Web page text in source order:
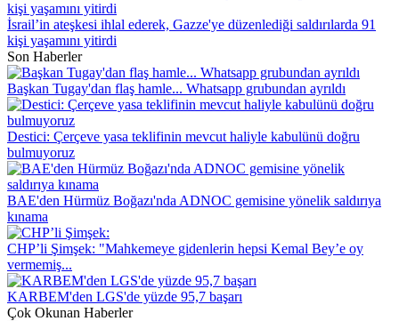
İsrail’in ateşkesi ihlal ederek, Gazze'ye düzenlediği saldırılarda 91
kişi yaşamını yitirdi
Son Haberler
Başkan Tugay'dan flaş hamle... Whatsapp grubundan ayrıldı
Destici: Çerçeve yasa teklifinin mevcut haliyle kabulünü doğru
bulmuyoruz
BAE'den Hürmüz Boğazı'nda ADNOC gemisine yönelik saldırıya
kınama
CHP’li Şimşek: "Mahkemeye gidenlerin hepsi Kemal Bey’e oy
vermemiş...
KARBEM'den LGS'de yüzde 95,7 başarı
Çok Okunan Haberler